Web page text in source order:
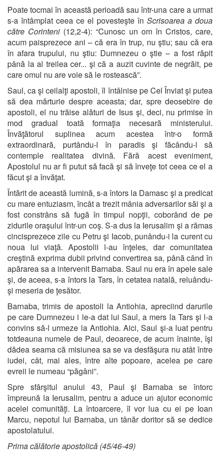
Poate tocmai în această perioadă sau într-una care a urmat
s-a întâmplat ceea ce el povesteşte în Scrisoarea a doua
către Corinteni (12,2-4): “Cunosc un om în Cristos, care,
acum paisprezece ani – că era în trup, nu ştiu; sau că era
în afara trupului, nu ştiu: Dumnezeu o ştie – a fost răpit
până la al treilea cer... şi că a auzit cuvinte de negrăit, pe
care omul nu are voie să le rostească”.
Saul, ca şi ceilalţi apostoli, îl întâlnise pe Cel Înviat şi putea
să dea mărturie despre aceasta; dar, spre deosebire de
apostoli, el nu trăise alături de Isus şi, deci, nu primise în
mod gradual toată formaţia necesară ministerului.
Învăţătorul suplinea acum acestea într-o formă
extraordinară, purtându-l în paradis şi făcându-l să
contemple realitatea divină. Fără acest eveniment,
Apostolul nu ar fi putut să facă şi să înveţe tot ceea ce el a
făcut şi a învăţat.
Întărit de această lumină, s-a întors la Damasc şi a predicat
cu mare entuziasm, încât a trezit mânia adversarilor săi şi a
fost constrâns să fugă în timpul nopţii, coborând de pe
zidurile oraşului într-un coş. S-a dus la Ierusalim şi a rămas
cincisprezece zile cu Petru şi Iacob, punându-i la curent cu
noua lui viaţă. Apostolii l-au înţeles, dar comunitatea
creştină exprima dubii privind convertirea sa, până când în
apărarea sa a intervenit Barnaba. Saul nu era în apele sale
şi, de aceea, s-a întors la Tars, în cetatea natală, reluându-
şi meseria de ţesător.
Barnaba, trimis de apostoli la Antiohia, apreciind darurile
pe care Dumnezeu i le-a dat lui Saul, a mers la Tars şi l-a
convins să-l urmeze la Antiohia. Aici, Saul şi-a luat pentru
totdeauna numele de Paul, deoarece, de acum înainte, îşi
dădea seama că misiunea sa se va desfăşura nu atât între
iudei, cât, mai ales, între alte popoare, acelea pe care
evreii le numeau “păgâni”.
Spre sfârşitul anului 43, Paul şi Barnaba se întorc
împreună la Ierusalim, pentru a aduce un ajutor economic
acelei comunităţi. La întoarcere, îl vor lua cu ei pe Ioan
Marcu, nepotul lui Barnaba, un tânăr doritor să se dedice
apostolatului.
Prima călătorie apostolică (45/46-49)